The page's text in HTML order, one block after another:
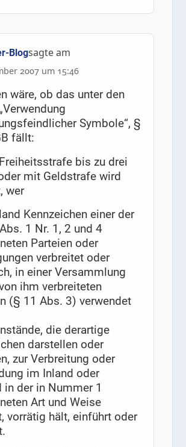
Blogsagte am
2007 um 15:46
wäre, ob das unter den
Symbole“, §
fällt:
bis zu drei
mit Geldstrafe wird
wer
Kennzeichen einer der
1 Nr. 1, 2 und 4
Parteien oder
verbreitet oder
in einer Versammlung
ihm verbreiteten
(§ 11 Abs. 3) verwendet
die derartige
darstellen oder
zur Verbreitung oder
im Inland oder
in der in Nummer 1
Art und Weise
vorrätig hält, einführt oder